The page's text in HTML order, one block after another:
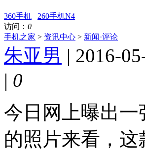
360手机
260手机N4
访问： 0
手机之家 > 资讯中心 > 新闻·评论
朱亚男 | 2016-
| 0
今日网上曝出
的照片来看，